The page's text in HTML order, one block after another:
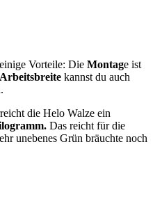
Vorteile: Die Montage ist
kannst du auch
die Helo Walze ein
Das reicht für die
unebenes Grün bräuchte noch